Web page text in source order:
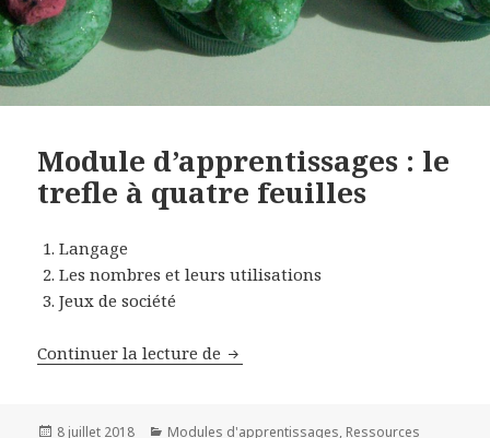
Module d’apprentissages : le
trefle à quatre feuilles
Langage
Les nombres et leurs utilisations
Jeux de société
Continuer la lecture de Module d’apprentissages : le
Publié
8 juillet 2018 Catégories
Modules d'apprentissages, Ressources